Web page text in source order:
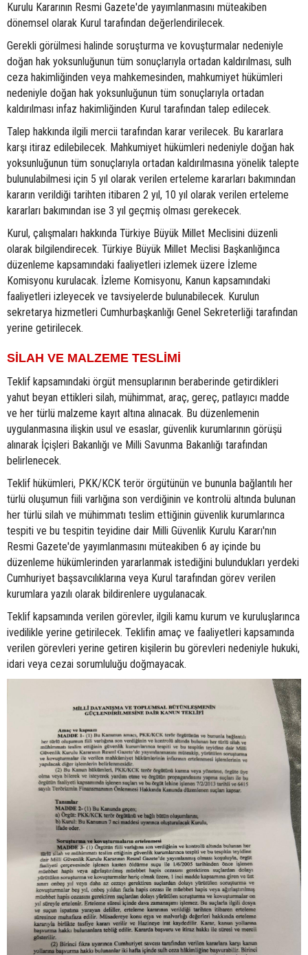
Kurulu Kararının Resmi Gazete'de yayımlanmasını müteakiben
dönemsel olarak Kurul tarafından değerlendirilecek.
Gerekli görülmesi halinde soruşturma ve kovuşturmalar nedeniyle
doğan hak yoksunluğunun tüm sonuçlarıyla ortadan kaldırılması, sulh
ceza hakimliğinden veya mahkemesinden, mahkumiyet hükümleri
nedeniyle doğan hak yoksunluğunun tüm sonuçlarıyla ortadan
kaldırılması infaz hakimliğinden Kurul tarafından talep edilecek.
Talep hakkında ilgili mercii tarafından karar verilecek. Bu kararlara
karşı itiraz edilebilecek. Mahkumiyet hükümleri nedeniyle doğan hak
yoksunluğunun tüm sonuçlarıyla ortadan kaldırılmasına yönelik talepte
bulunulabilmesi için 5 yıl olarak verilen erteleme kararları bakımından
kararın verildiği tarihten itibaren 2 yıl, 10 yıl olarak verilen erteleme
kararları bakımından ise 3 yıl geçmiş olması gerekecek.
Kurul, çalışmaları hakkında Türkiye Büyük Millet Meclisini düzenli
olarak bilgilendirecek. Türkiye Büyük Millet Meclisi Başkanlığınca
düzenleme kapsamındaki faaliyetleri izlemek üzere İzleme
Komisyonu kurulacak. İzleme Komisyonu, Kanun kapsamındaki
faaliyetleri izleyecek ve tavsiyelerde bulunabilecek. Kurulun
sekretarya hizmetleri Cumhurbaşkanlığı Genel Sekreterliği tarafından
yerine getirilecek.
SİLAH VE MALZEME TESLİMİ
Teklif kapsamındaki örgüt mensuplarının beraberinde getirdikleri
yahut beyan ettikleri silah, mühimmat, araç, gereç, patlayıcı madde
ve her türlü malzeme kayıt altına alınacak. Bu düzenlemenin
uygulanmasına ilişkin usul ve esaslar, güvenlik kurumlarının görüşü
alınarak İçişleri Bakanlığı ve Milli Savunma Bakanlığı tarafından
belirlenecek.
Teklif hükümleri, PKK/KCK terör örgütünün ve bununla bağlantılı her
türlü oluşumun fiili varlığına son verdiğinin ve kontrolü altında bulunan
her türlü silah ve mühimmatı teslim ettiğinin güvenlik kurumlarınca
tespiti ve bu tespitin teyidine dair Milli Güvenlik Kurulu Kararı'nın
Resmi Gazete'de yayımlanmasını müteakiben 6 ay içinde bu
düzenleme hükümlerinden yararlanmak istediğini bulundukları yerdeki
Cumhuriyet başsavcılıklarına veya Kurul tarafından görev verilen
kurumlara yazılı olarak bildirenlere uygulanacak.
Teklif kapsamında verilen görevler, ilgili kamu kurum ve kuruluşlarınca
ivedilikle yerine getirilecek. Teklifin amaç ve faaliyetleri kapsamında
verilen görevleri yerine getiren kişilerin bu görevleri nedeniyle hukuki,
idari veya cezai sorumluluğu doğmayacak.